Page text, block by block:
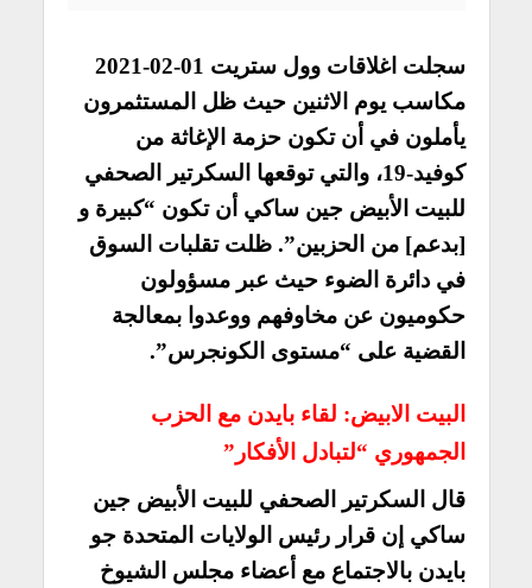
سجلت اغلاقات وول ستريت 01-02-2021
مكاسب يوم الاثنين حيث ظل المستثمرون
يأملون في أن تكون حزمة الإغاثة من
كوفيد-19، والتي توقعها السكرتير الصحفي
للبيت الأبيض جين ساكي أن تكون “كبيرة و
[بدعم] من الحزبين”. ظلت تقلبات السوق
في دائرة الضوء حيث عبر مسؤولون
حكوميون عن مخاوفهم ووعدوا بمعالجة
القضية على “مستوى الكونجرس”.
البيت الابيض: لقاء بايدن مع الحزب
الجمهوري “لتبادل الأفكار”
قال السكرتير الصحفي للبيت الأبيض جين
ساكي إن قرار رئيس الولايات المتحدة جو
بايدن بالاجتماع مع أعضاء مجلس الشيوخ